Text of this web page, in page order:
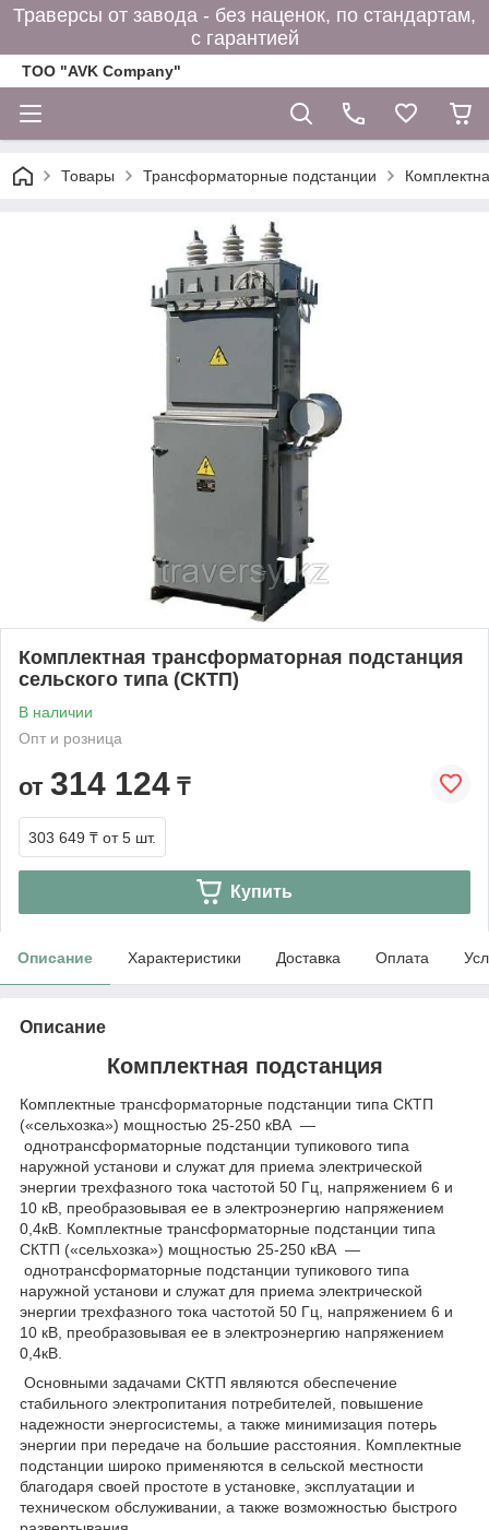
Траверсы от завода - без наценок, по стандартам,
с гарантией
ТОО "AVK Company"
Товары Трансформаторные подстанции
Комплектная трансформаторная подстанция
сельского типа (СКТП)
В наличии
Опт и розница
от 314 124 ₸
303 649 ₸ от 5 шт.
Купить
Описание Характеристики Доставка Оплата
Описание
Комплектная подстанция
Комплектные трансформаторные подстанции типа СКТП
(«сельхозка») мощностью 25-250 кВА —
однотрансформаторные подстанции тупикового типа
наружной установи и служат для приема электрической
энергии трехфазного тока частотой 50 Гц, напряжением 6 и
10 кВ, преобразовывая ее в электроэнергию напряжением
0,4кВ. Комплектные трансформаторные подстанции типа
СКТП («сельхозка») мощностью 25-250 кВА —
однотрансформаторные подстанции тупикового типа
наружной установи и служат для приема электрической
энергии трехфазного тока частотой 50 Гц, напряжением 6 и
10 кВ, преобразовывая ее в электроэнергию напряжением
0,4кВ.
Основными задачами СКТП являются обеспечение
стабильного электропитания потребителей, повышение
надежности энергосистемы, а также минимизация потерь
энергии при передаче на большие расстояния. Комплектные
подстанции широко применяются в сельской местности
благодаря своей простоте в установке, эксплуатации и
техническом обслуживании, а также возможностью быстрого